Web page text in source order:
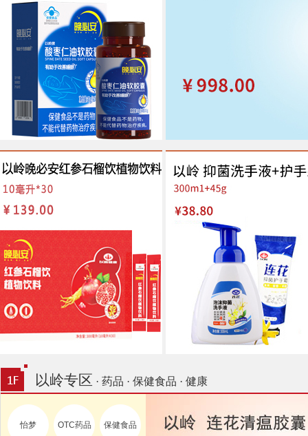
以岭专区 · 药品 · 保健食品 · 健康
怡梦 OTC药品 保健食品